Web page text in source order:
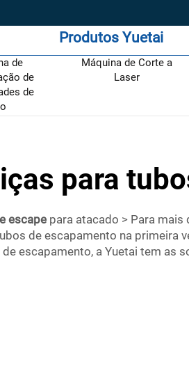
Produtos Yuetai
de
de
de
Máquina de Corte a
Laser
para
escape para atacado > Para
de escapamento na primeira
escapamento, a Yuetai tem as